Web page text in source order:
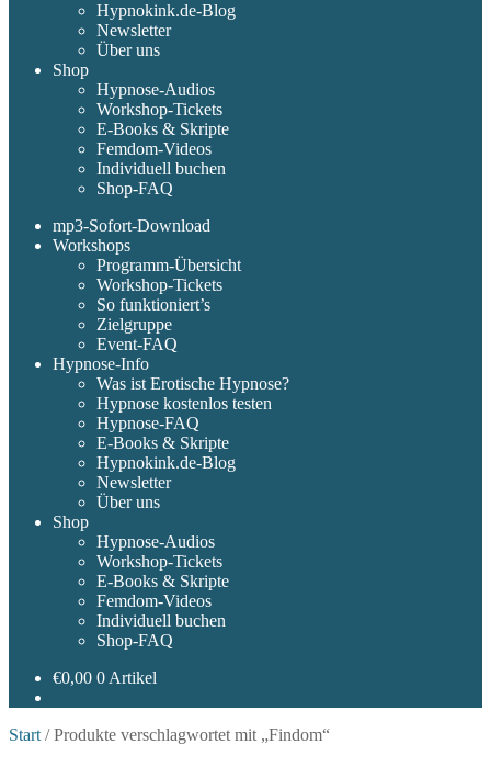
Hypnokink.de-Blog
Newsletter
Über uns
Shop
Hypnose-Audios
Workshop-Tickets
E-Books & Skripte
Femdom-Videos
Individuell buchen
Shop-FAQ
mp3-Sofort-Download
Workshops
Programm-Übersicht
Workshop-Tickets
So funktioniert’s
Zielgruppe
Event-FAQ
Hypnose-Info
Was ist Erotische Hypnose?
Hypnose kostenlos testen
Hypnose-FAQ
E-Books & Skripte
Hypnokink.de-Blog
Newsletter
Über uns
Shop
Hypnose-Audios
Workshop-Tickets
E-Books & Skripte
Femdom-Videos
Individuell buchen
Shop-FAQ
€0,00 0 Artikel
Start /Produkte verschlagwortet mit „Findom“